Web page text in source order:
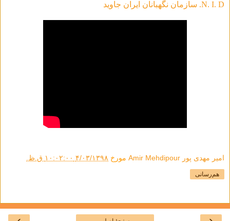
N. I. D. سازمان نگهبانان ایران جاوید
امیر مهدی پور Amir Mehdipour مورخ ۴/۰۳/۱۳۹۸ ۱۰:۰۲:۰۰ ق.ظ.
هم‌رسانی